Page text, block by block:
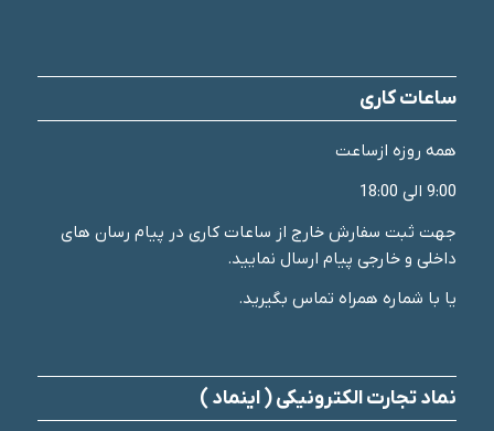
ساعات کاری
همه روزه ازساعت
9:00 الی 18:00
جهت ثبت سفارش خارج از ساعات کاری در پیام رسان های
داخلی و خارجی پیام ارسال نمایید.
یا با شماره همراه تماس بگیرید.
نماد تجارت الکترونیکی ( اینماد )